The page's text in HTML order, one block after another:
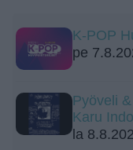
K-POP
pe
Pyöveli
Karu Indo
la